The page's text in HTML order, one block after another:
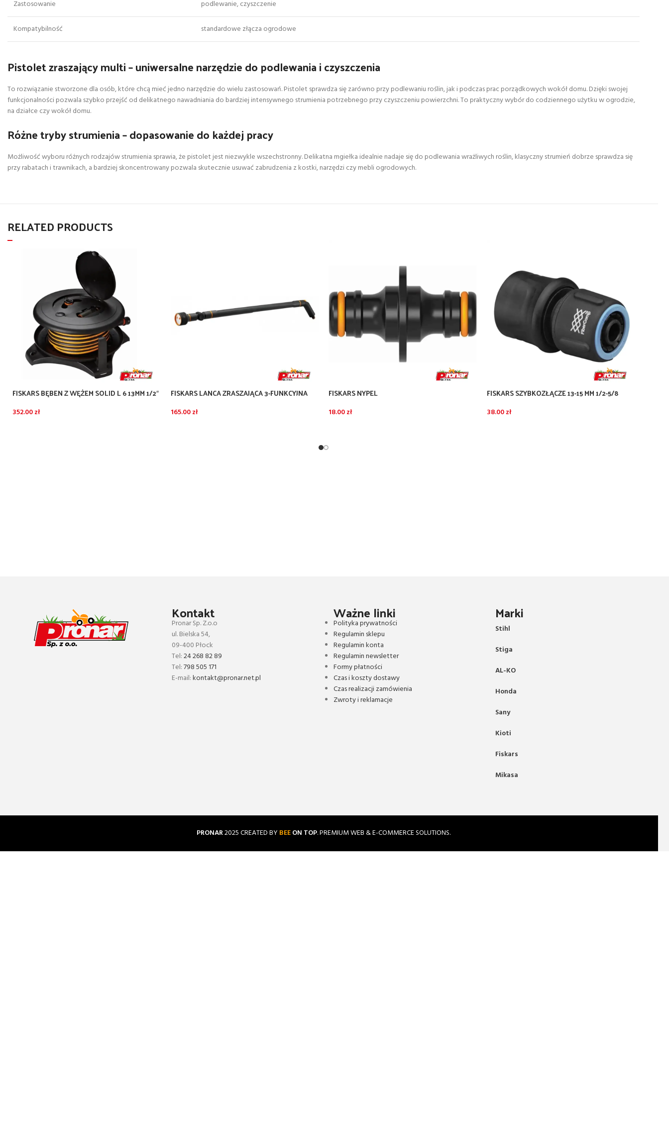
Zastosowanie podlewanie, czyszczenie
Kompatybilność standardowe złącza ogrodowe
Pistolet zraszający multi – uniwersalne narzędzie do podlewania i czyszczenia
To rozwiązanie stworzone dla osób, które chcą mieć jedno narzędzie do wielu zastosowań. Pistolet sprawdza się zarówno przy podlewaniu roślin, jak i podczas prac porządkowych wokół domu. Dzięki swojej
funkcjonalności pozwala szybko przejść od delikatnego nawadniania do bardziej intensywnego strumienia potrzebnego przy czyszczeniu powierzchni. To praktyczny wybór do codziennego użytku w ogrodzie,
na działce czy wokół domu.
Różne tryby strumienia – dopasowanie do każdej pracy
Możliwość wyboru różnych rodzajów strumienia sprawia, że pistolet jest niezwykle wszechstronny. Delikatna mgiełka idealnie nadaje się do podlewania wrażliwych roślin, klasyczny strumień dobrze sprawdza się
przy rabatach i trawnikach, a bardziej skoncentrowany pozwala skutecznie usuwać zabrudzenia z kostki, narzędzi czy mebli ogrodowych.
RELATED PRODUCTS
FISKARS BĘBEN Z WĘŻEM SOLID L 6 13MM 1/2″
352.00zł
FISKARS LANCA ZRASZAJĄCA 3-FUNKCYJNA
165.00zł
FISKARS NYPEL
18.00zł
FISKARS SZYBKOZŁĄCZE 13-15 MM 1/2-5/8
38.00zł
Kontakt
Pronar Sp. Z.o.o
ul. Bielska 54,
09-400 Płock
Tel:24 268 82 89
Tel:798 505 171
E-mail:kontakt@pronar.net.pl
Ważne linki
Polityka prywatności
Regulamin sklepu
Regulamin konta
Regulamin newsletter
Formy płatności
Czas i koszty dostawy
Czas realizacji zamówienia
Zwroty i reklamacje
Marki
Stihl
Stiga
AL-KO
Honda
Sany
Kioti
Fiskars
Mikasa
PRONAR2025 CREATED BY BEEON TOP. PREMIUM WEB & E-COMMERCE SOLUTIONS.